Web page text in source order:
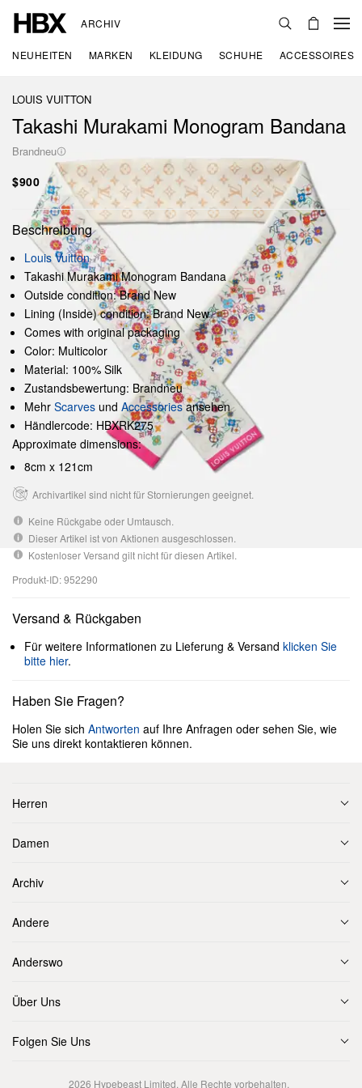
ARCHIV
NEUHEITEN MARKEN KLEIDUNG SCHUHE ACCESSOIRES
LOUIS VUITTON
Takashi Murakami Monogram Bandana
Brandneu
$900
Beschreibung
Louis Vuitton
Takashi Murakami Monogram Bandana
Outside condition: Brand New
Lining (Inside) condition: Brand New
Comes with original packaging
Color: Multicolor
Material: 100% Silk
Zustandsbewertung: Brandneu
Mehr Scarves und Accessoriesansehen
Händlercode: HBXRK275
Approximate dimensions:
8cm x 121cm
Archivartikel sind nicht für Stornierungen geeignet.
Keine Rückgabe oder Umtausch.
Dieser Artikel ist von Aktionen ausgeschlossen.
Kostenloser Versand gilt nicht für diesen Artikel.
Produkt-ID: 952290
Versand & Rückgaben
Für weitere Informationen zu Lieferung & Versand klicken Sie
bitte hier.
Haben Sie Fragen?
Holen Sie sich Antworten auf Ihre Anfragen oder sehen Sie, wie
Sie uns direkt kontaktieren können.
Herren
Damen
Archiv
Andere
Anderswo
Über Uns
Folgen Sie Uns
2026 Hypebeast Limited. Alle Rechte vorbehalten.